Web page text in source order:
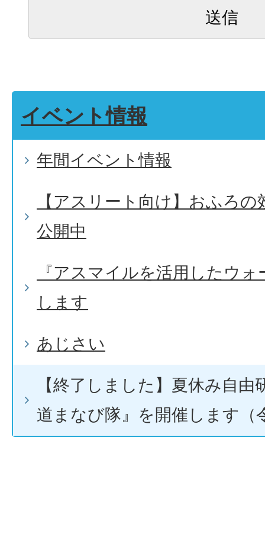
イベント情報
年間イベント情報
【アスリート向け】おふろ
公開中
『アスマイルを活用したウ
します
あじさい
【終了しました】夏休み自由
道まなび隊』を開催します（